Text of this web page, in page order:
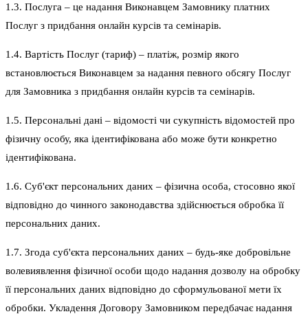
1.3. Послуга – це надання Виконавцем Замовнику платних
Послуг з придбання онлайн курсів та семінарів.
1.4. Вартість Послуг (тариф) – платіж, розмір якого
встановлюється Виконавцем за надання певного обсягу Послуг
для Замовника з придбання онлайн курсів та семінарів.
1.5. Персональні дані – відомості чи сукупність відомостей про
фізичну особу, яка ідентифікована або може бути конкретно
ідентифікована.
1.6. Суб'єкт персональних даних – фізична особа, стосовно якої
відповідно до чинного законодавства здійснюється обробка її
персональних даних.
1.7. Згода суб'єкта персональних даних – будь-яке добровільне
волевиявлення фізичної особи щодо надання дозволу на обробку
її персональних даних відповідно до сформульованої мети їх
обробки. Укладення Договору Замовником передбачає надання